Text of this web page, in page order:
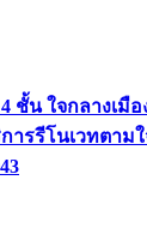
ชั้น ใจกลางเมื
ารรีโนเวทตาม